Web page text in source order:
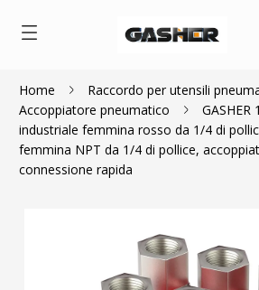
Home
Raccordo per utensili
Accoppiatore pneumatico
industriale femmina rosso da 1/4 di
femmina NPT da 1/4 di pollice,
connessione rapida
$2.17